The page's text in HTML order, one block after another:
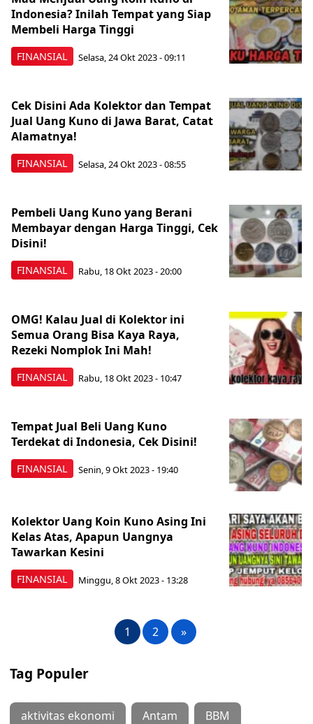
FINANSIAL
Indonesia? Inilah Tempat yang Siap
Membeli Harga Tinggi
Selasa, 24 Okt 2023 - 09:11
FINANSIAL
Cek Disini Ada Kolektor dan Tempat
Jual Uang Kuno di Jawa Barat, Catat
Alamatnya!
Selasa, 24 Okt 2023 - 08:55
FINANSIAL
Pembeli Uang Kuno yang Berani
Membayar dengan Harga Tinggi, Cek
Disini!
Rabu, 18 Okt 2023 - 20:00
FINANSIAL
OMG! Kalau Jual di Kolektor ini
Semua Orang Bisa Kaya Raya,
Rezeki Nomplok Ini Mah!
Rabu, 18 Okt 2023 - 10:47
FINANSIAL
Tempat Jual Beli Uang Kuno
Terdekat di Indonesia, Cek Disini!
Senin, 9 Okt 2023 - 19:40
FINANSIAL
Kolektor Uang Koin Kuno Asing Ini
Kelas Atas, Apapun Uangnya
Tawarkan Kesini
Minggu, 8 Okt 2023 - 13:28
1 2 »
Tag Populer
aktivitas ekonomi Antam BBM